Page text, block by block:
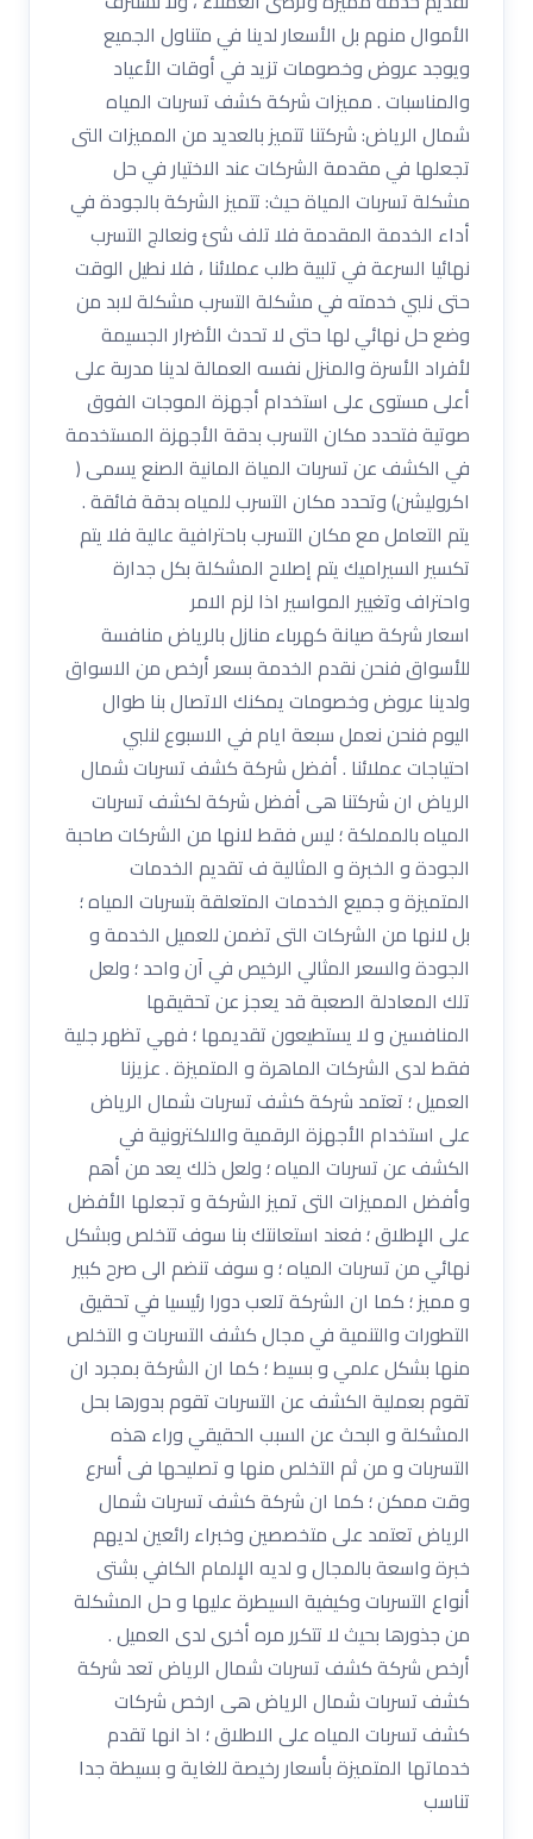
الأموال منهم بل الأسعار لدينا في متناول الجميع
ويوجد عروض وخصومات تزيد في أوقات الأعياد
والمناسبات . مميزات شركة كشف تسربات المياه
شمال الرياض: شركتنا تتميز بالعديد من المميزات التى
تجعلها في مقدمة الشركات عند الاختيار في حل
مشكلة تسربات المياة حيث: تتميز الشركة بالجودة في
أداء الخدمة المقدمة فلا تلف شئ ونعالج التسرب
نهائيا السرعة في تلبية طلب عملائنا ، فلا نطيل الوقت
حتى نلبي خدمته في مشكلة التسرب مشكلة لابد من
وضع حل نهائي لها حتى لا تحدث الأضرار الجسيمة
لأفراد الأسرة والمنزل نفسه العمالة لدينا مدربة على
أعلى مستوى على استخدام أجهزة الموجات الفوق
صوتية فتحدد مكان التسرب بدقة الأجهزة المستخدمة
في الكشف عن تسربات المياة المانية الصنع يسمى (
اكروليشن) وتحدد مكان التسرب للمياه بدقة فائقة .
يتم التعامل مع مكان التسرب باحترافية عالية فلا يتم
تكسير السيراميك يتم إصلاح المشكلة بكل جدارة
واحتراف وتغيير المواسير اذا لزم الامر
اسعار شركة صيانة كهرباء منازل بالرياض منافسة
للأسواق فنحن نقدم الخدمة بسعر أرخص من الاسواق
ولدينا عروض وخصومات يمكنك الاتصال بنا طوال
اليوم فنحن نعمل سبعة ايام في الاسبوع لنلبي
احتياجات عملائنا . أفضل شركة كشف تسربات شمال
الرياض ان شركتنا هى أفضل شركة لكشف تسربات
المياه بالمملكة ؛ ليس فقط لانها من الشركات صاحبة
الجودة و الخبرة و المثالية ف تقديم الخدمات
المتميزة و جميع الخدمات المتعلقة بتسربات المياه ؛
بل لانها من الشركات التى تضمن للعميل الخدمة و
الجودة والسعر المثالي الرخيص في آن واحد ؛ ولعل
تلك المعادلة الصعبة قد يعجز عن تحقيقها
المنافسين و لا يستطيعون تقديمها ؛ فهي تظهر جلية
فقط لدى الشركات الماهرة و المتميزة . عزيزنا
العميل ؛ تعتمد شركة كشف تسربات شمال الرياض
على استخدام الأجهزة الرقمية والالكترونية في
الكشف عن تسربات المياه ؛ ولعل ذلك يعد من أهم
وأفضل المميزات التى تميز الشركة و تجعلها الأفضل
على الإطلاق ؛ فعند استعانتك بنا سوف تتخلص وبشكل
نهائي من تسربات المياه ؛ و سوف تنضم الى صرح كبير
و مميز ؛ كما ان الشركة تلعب دورا رئيسيا في تحقيق
التطورات والتنمية في مجال كشف التسربات و التخلص
منها بشكل علمي و بسيط ؛ كما ان الشركة بمجرد ان
تقوم بعملية الكشف عن التسربات تقوم بدورها بحل
المشكلة و البحث عن السبب الحقيقي وراء هذه
التسربات و من ثم التخلص منها و تصليحها فى أسرع
وقت ممكن ؛ كما ان شركة كشف تسربات شمال
الرياض تعتمد على متخصصين وخبراء رائعين لديهم
خبرة واسعة بالمجال و لديه الإلمام الكافي بشتى
أنواع التسربات وكيفية السيطرة عليها و حل المشكلة
من جذورها بحيث لا تتكرر مره أخرى لدى العميل .
أرخص شركة كشف تسربات شمال الرياض تعد شركة
كشف تسربات شمال الرياض هى ارخص شركات
كشف تسربات المياه على الاطلاق ؛ اذ انها تقدم
خدماتها المتميزة بأسعار رخيصة للغاية و بسيطة جدا
تناسب